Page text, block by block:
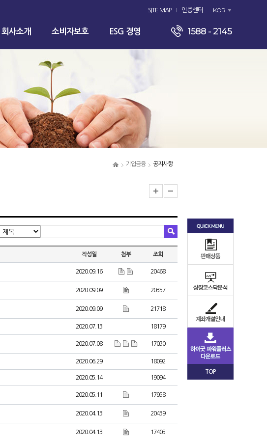
SITE MAP 인증센터 KOR
회사소개 소비자보호 ESG 경영 1588 - 2145
기업금융 공지사항
작성일 첨부 조회
2020.09.16 20468
2020.09.09 20357
2020.09.09 21718
2020.07.13 18179
2020.07.08 17030
2020.06.29 18092
2020.05.14 19094
2020.05.11 17958
2020.04.13 20439
2020.04.13 17405
TOP